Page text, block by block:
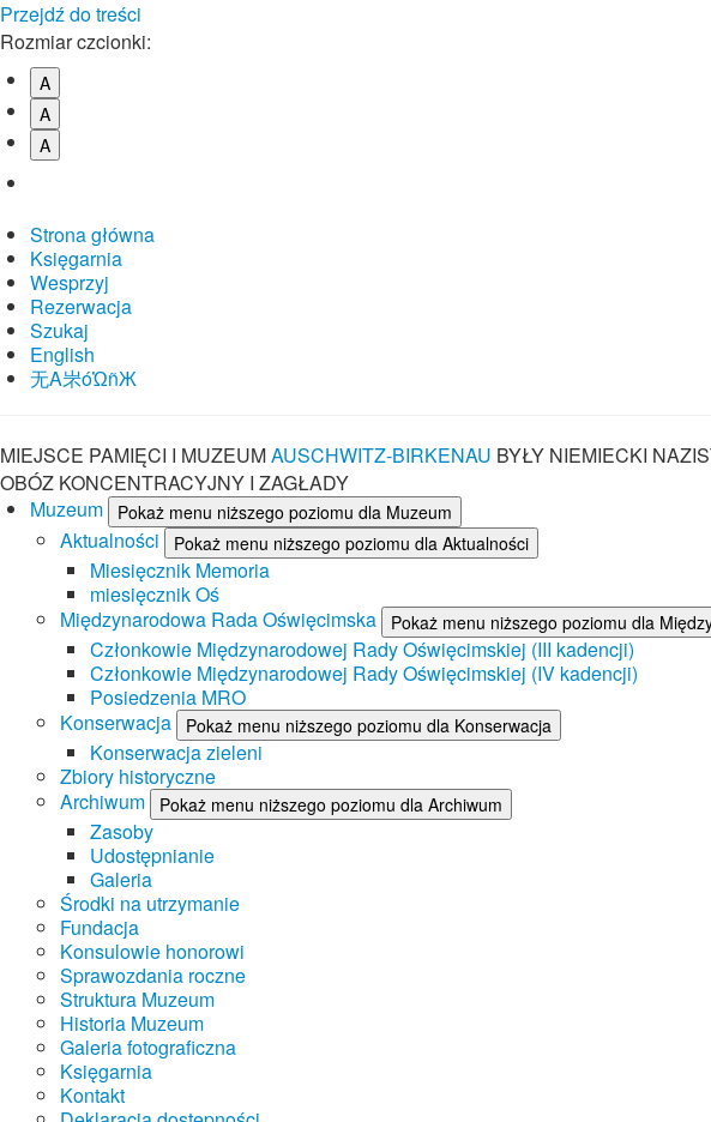
Przejdź do treści
Rozmiar czcionki:
A
A
A
Strona główna
Księgarnia
Wesprzyj
Rezerwacja
Szukaj
English
⽆A㞸óὨñЖ
MIEJSCE PAMIĘCI I MUZEUMAUSCHWITZ-BIRKENAU BYŁY NIEMIECKI
OBÓZ KONCENTRACYJNY I ZAGŁADY
Muzeum
Pokaż menu niższego poziomu dla Muzeum
Aktualności Pokaż menu niższego poziomu dla Aktualności
Miesięcznik Memoria
miesięcznik Oś
Międzynarodowa Rada Oświęcimska
Pokaż menu niższego poziomu dla
Członkowie Międzynarodowej Rady Oświęcimskiej (III kadencji)
Członkowie Międzynarodowej Rady Oświęcimskiej (IV kadencji)
Posiedzenia MRO
Konserwacja
Pokaż menu niższego poziomu dla Konserwacja
Konserwacja zieleni
Zbiory historyczne
Archiwum
Pokaż menu niższego poziomu dla Archiwum
Zasoby
Udostępnianie
Galeria
Środki na utrzymanie
Fundacja
Konsulowie honorowi
Sprawozdania roczne
Struktura Muzeum
Historia Muzeum
Galeria fotograficzna
Księgarnia
Kontakt